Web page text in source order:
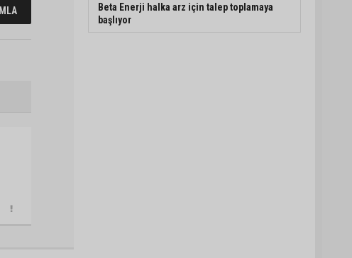
Beta Enerji halka arz için talep toplamaya
başlıyor